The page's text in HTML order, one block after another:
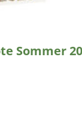
Sommer